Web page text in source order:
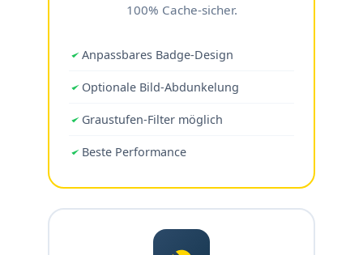
100% Cache-sicher.
Anpassbares Badge-Design
Optionale Bild-Abdunkelung
Graustufen-Filter möglich
Beste Performance